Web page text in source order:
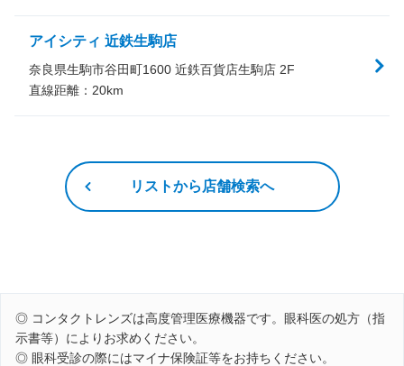
アイシティ 近鉄生駒店
奈良県生駒市谷田町1600 近鉄百貨店生駒店 2F
直線距離： 20km
リストから店舗検索へ
◎ コンタクトレンズは高度管理医療機器です。眼科医の処方（指
示書等）によりお求めください。
◎ 眼科受診の際にはマイナ保険証等をお持ちください。